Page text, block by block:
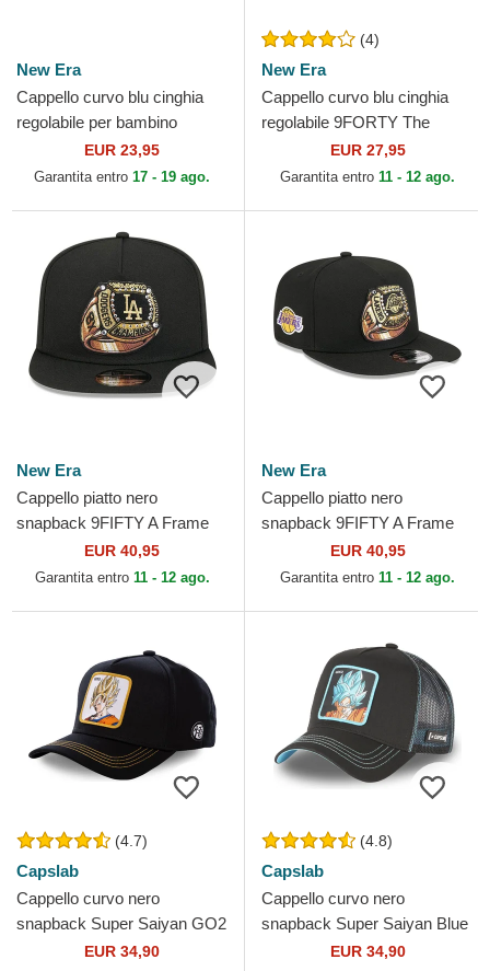
New Era
Cappello curvo blu cinghia
regolabile per bambino
9FORTY The League dei Los
Angeles Rams NFL di...
EUR 23,95
Garantita entro 17 - 19 ago.
(4)
New Era
Cappello curvo blu cinghia
regolabile 9FORTY The
League dei Los Angeles
Rams NFL di New Era
EUR 27,95
Garantita entro 11 - 12 ago.
New Era
Cappello piatto nero
snapback 9FIFTY A Frame
Ring dei Los Angeles
Dodgers MLB di New Era
EUR 40,95
Garantita entro 11 - 12 ago.
New Era
Cappello piatto nero
snapback 9FIFTY A Frame
Ring dei Los Angeles Lakers
NBA di New Era
EUR 40,95
Garantita entro 11 - 12 ago.
(4.7)
Capslab
Cappello curvo nero
snapback Super Saiyan GO2
Son Goku Dragon Ball di
EUR 34,90
(4.8)
Capslab
Cappello curvo nero
snapback Super Saiyan Blue
CAS GOK1 Son Goku
EUR 34,90